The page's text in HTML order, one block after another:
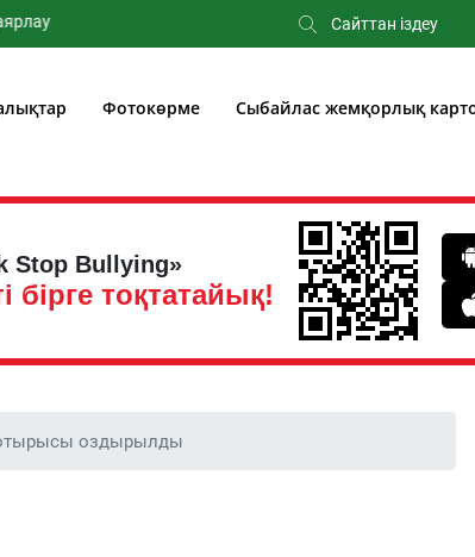
Фотокөрме Сыбайлас жемқорлық
Stop Bullying»
бірге тоқтатайық!
оздырылды